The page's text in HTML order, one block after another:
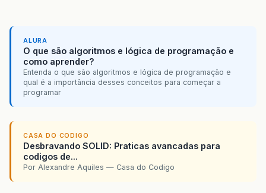
ALURA
O que são algoritmos e lógica de programação e
como aprender?
Entenda o que são algoritmos e lógica de programação e
qual é a importância desses conceitos para começar a
programar
CASA DO CODIGO
Desbravando SOLID: Praticas avancadas para
codigos de...
Por Alexandre Aquiles — Casa do Codigo